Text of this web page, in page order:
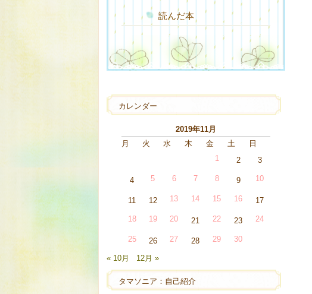
読んだ本
カレンダー
2019年11月
月
火 水 木 金 土
日
1
2 3
4 5 6 7 8 9 10
11 12 13 14 15 16 17
18 19 20 21 22 23 24
25 26 27 28 29 30
« 10月 12月 »
タマソニア：自己紹介